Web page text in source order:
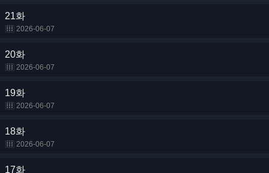
21화
2026-06-07
20화
2026-06-07
19화
2026-06-07
18화
2026-06-07
17화